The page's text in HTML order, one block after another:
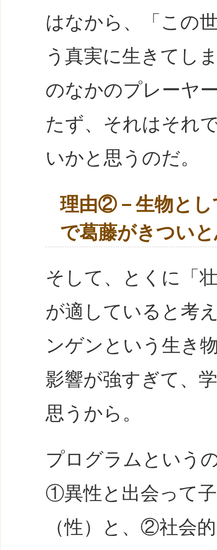
はなから、「この
う真実に生きてし
のなかのプレーヤ
たず、それはそれ
いかと思うのだ。
理由②－生物とし
で葛藤がきつい
そして、とくに「
が適していると考
ンゲンという生き
影響が強すぎて、
思うから。
プログラムという
①異性と出会って
（性）と、②社会